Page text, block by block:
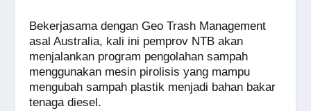
o
k
p
er
k
Bekerjasama dengan Geo Trash Management
asal Australia, kali ini pemprov NTB akan
menjalankan program pengolahan sampah
menggunakan mesin pirolisis yang mampu
mengubah sampah plastik menjadi bahan bakar
tenaga diesel.